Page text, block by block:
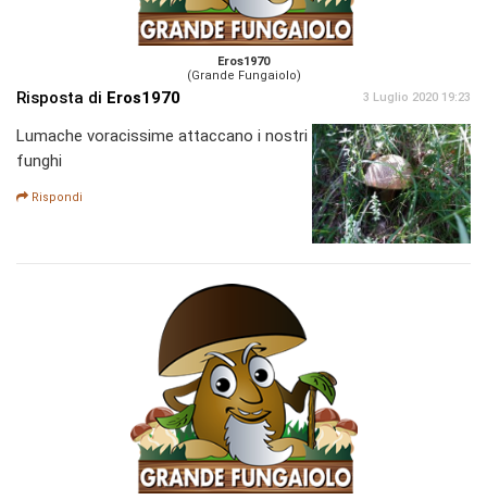
Eros1970
(Grande Fungaiolo)
Risposta di Eros1970 3 Luglio 2020 19:23
Lumache voracissime attaccano i nostri
funghi
Rispondi